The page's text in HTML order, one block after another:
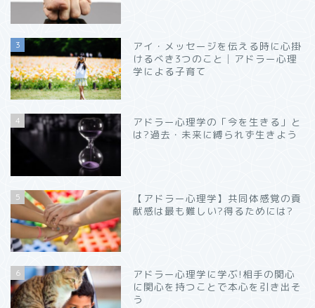
3
アイ・メッセージを伝える時に心掛
けるべき3つのこと│アドラー心理
学による子育て
4
アドラー心理学の「今を生きる」と
は?過去・未来に縛られず生きよう
5
【アドラー心理学】共同体感覚の貢
献感は最も難しい?得るためには?
6
アドラー心理学に学ぶ!相手の関心
に関心を持つことで本心を引き出そ
う